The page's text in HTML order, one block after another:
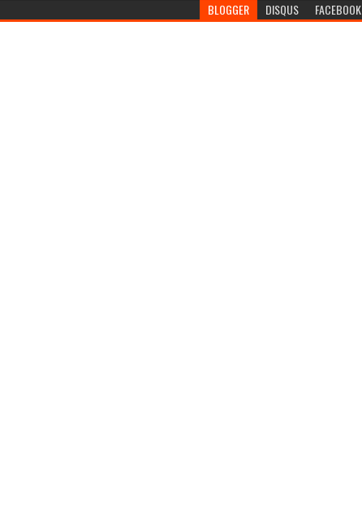
BLOGGER DISQUS FACEBOOK